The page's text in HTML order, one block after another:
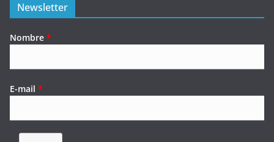
Newsletter
Nombre *
E-mail *